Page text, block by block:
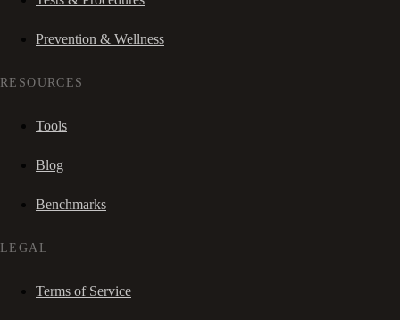
Prevention & Wellness
RESOURCES
Tools
Blog
Benchmarks
LEGAL
Terms of Service